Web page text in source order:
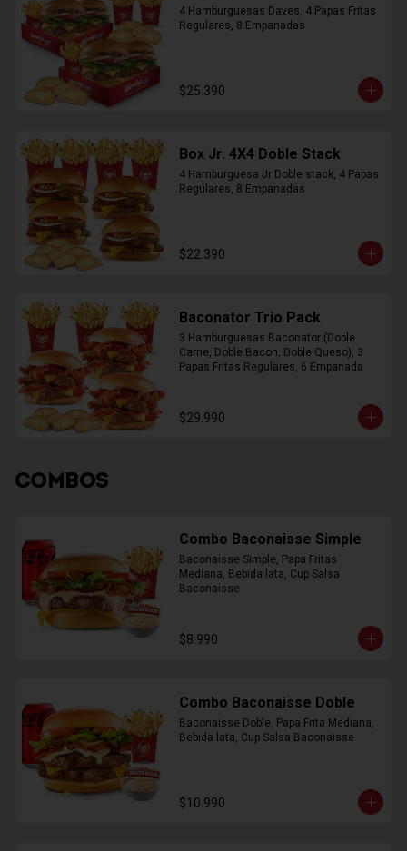
4 Hamburguesas Daves, 4 Papas Fritas
Regulares, 8 Empanadas
$25.390
Box Jr. 4X4 Doble Stack
4 Hamburguesa Jr Doble stack, 4 Papas
Regulares, 8 Empanadas
$22.390
Baconator Trio Pack
3 Hamburguesas Baconator (Doble
Carne, Doble Bacon, Doble Queso), 3
Papas Fritas Regulares, 6 Empanada
$29.990
COMBOS
Combo Baconaisse Simple
Baconaisse Simple, Papa Fritas
Mediana, Bebida lata, Cup Salsa
Baconaisse
$8.990
Combo Baconaisse Doble
Baconaisse Doble, Papa Frita Mediana,
Bebida lata, Cup Salsa Baconaisse
$10.990